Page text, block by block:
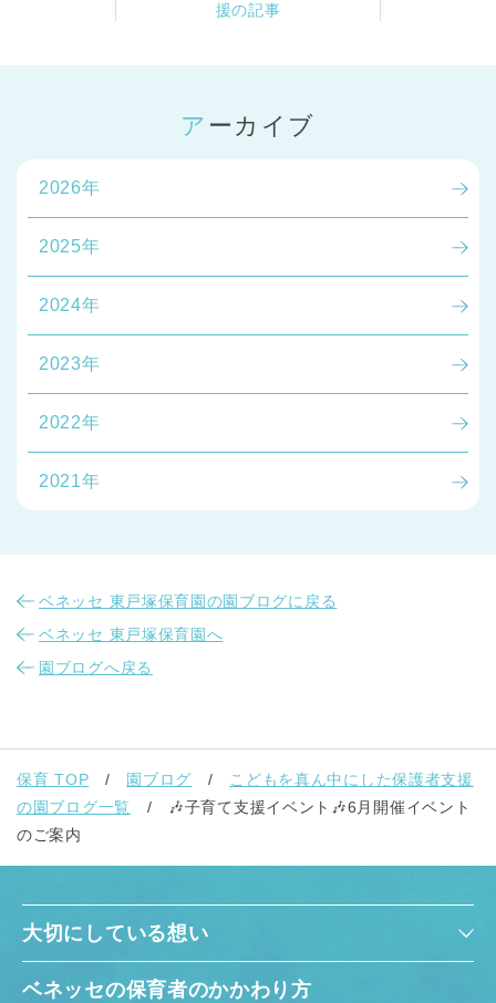
埼玉県 埼玉県 全域
援の記事
アーカイブ
2026年
2025年
2024年
2023年
2022年
2021年
ベネッセ 東戸塚保育園の園ブログに戻る
ベネッセ 東戸塚保育園へ
園ブログへ戻る
保育 TOP 園ブログ
こどもを真ん中にした保護者支援
の園ブログ一覧
🎶子育て支援イベント🎶6月開催イベント
のご案内
大切にしている想い
ベネッセの保育者のかかわり方